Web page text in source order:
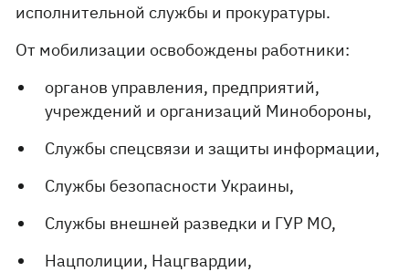
исполнительной службы и прокуратуры.
От мобилизации освобождены работники:
органов управления, предприятий,
учреждений и организаций Минобороны,
Службы спецсвязи и защиты информации,
Службы безопасности Украины,
Службы внешней разведки и ГУР МО,
Нацполиции, Нацгвардии,